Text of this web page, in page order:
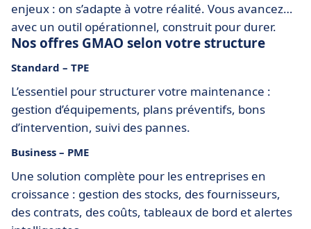
enjeux : on s’adapte à votre réalité. Vous avancez
avec un outil opérationnel, construit pour durer.
Nos offres GMAO selon votre structure
Standard – TPE
L’essentiel pour structurer votre maintenance :
gestion d’équipements, plans préventifs, bons
d’intervention, suivi des pannes.
Business – PME
Une solution complète pour les entreprises en
croissance : gestion des stocks, des fournisseurs,
des contrats, des coûts, tableaux de bord et alertes